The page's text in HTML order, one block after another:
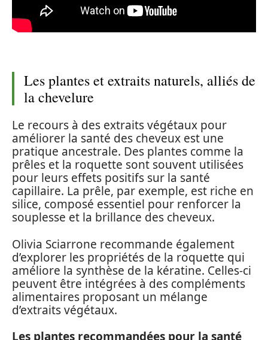
Les plantes et extraits naturels, alliés de
la chevelure
Le recours à des extraits végétaux pour
améliorer la santé des cheveux est une
pratique ancestrale. Des plantes comme la
prêles et la roquette sont souvent utilisées
pour leurs effets positifs sur la santé
capillaire. La prêle, par exemple, est riche en
silice, composé essentiel pour renforcer la
souplesse et la brillance des cheveux.
Olivia Sciarrone recommande également
d’explorer les propriétés de la roquette qui
améliore la synthèse de la kératine. Celles-ci
peuvent être intégrées à des compléments
alimentaires proposant un mélange
d’extraits végétaux.
Les plantes recommandées pour la santé